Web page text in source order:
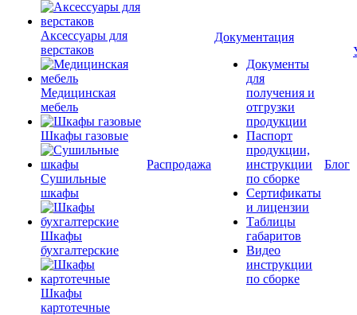
Аксессуары для
верстаков
Медицинская
мебель
Шкафы газовые
Сушильные
шкафы
Шкафы
бухгалтерские
Шкафы
картотечные
Распродажа
Документация
Документы
для
получения и
отгрузки
продукции
Паспорт
продукции,
инструкции
по сборке
Сертификаты
и лицензии
Таблицы
габаритов
Видео
инструкции
по сборке
Блог